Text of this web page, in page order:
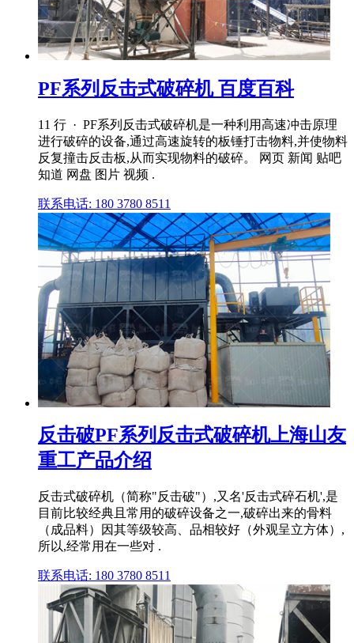
PF系列反击式破碎机 百度百科
11 行 · ‌PF系列反击式破碎机是一种利用高速冲击原理
进行破碎的设备‌,通过高速旋转的板锤打击物料,并使物料
反复撞击反击板,从而实现物料的破碎。 网页 新闻 贴吧
知道 网盘 图片 视频 .
联系电话: 180 3780 8511
反击破PF系列反击式破碎机上海山友
重工产品介绍
反击式破碎机（简称"反击破"）,又名'反击式碎石机',是
目前比较经典且常用的破碎设备之一,破碎出来的骨料
（成品料）因其等级较高、品相较好（外观呈立方体）,
所以,经常用在一些对 .
联系电话: 180 3780 8511